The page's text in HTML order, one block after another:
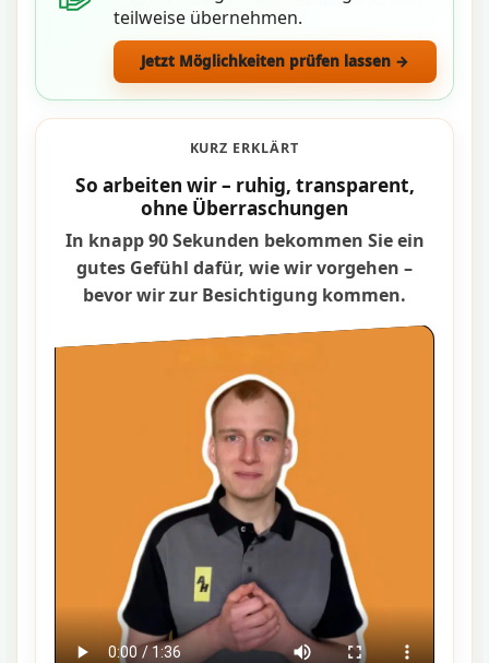
teilweise übernehmen.
Jetzt Möglichkeiten prüfen lassen →
KURZ ERKLÄRT
So arbeiten wir – ruhig, transparent,
ohne Überraschungen
In knapp 90 Sekunden bekommen Sie ein
gutes Gefühl dafür, wie wir vorgehen –
bevor wir zur Besichtigung kommen.